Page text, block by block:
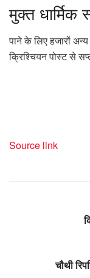
मुक्तधार्मिक
पाने के लिए हजारों
क्रिश्चियन पोस्ट से
Source link
चौथी